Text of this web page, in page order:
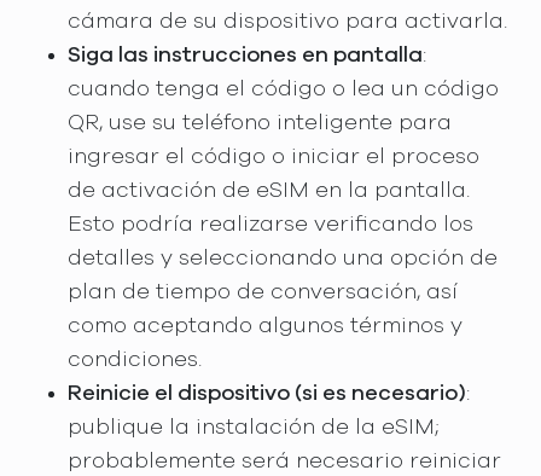
cámara de su dispositivo para activarla.
Siga las instrucciones en pantalla:
cuando tenga el código o lea un código
QR, use su teléfono inteligente para
ingresar el código o iniciar el proceso
de activación de eSIM en la pantalla.
Esto podría realizarse verificando los
detalles y seleccionando una opción de
plan de tiempo de conversación, así
como aceptando algunos términos y
condiciones.
Reinicie el dispositivo (si es necesario):
publique la instalación de la eSIM;
probablemente será necesario reiniciar